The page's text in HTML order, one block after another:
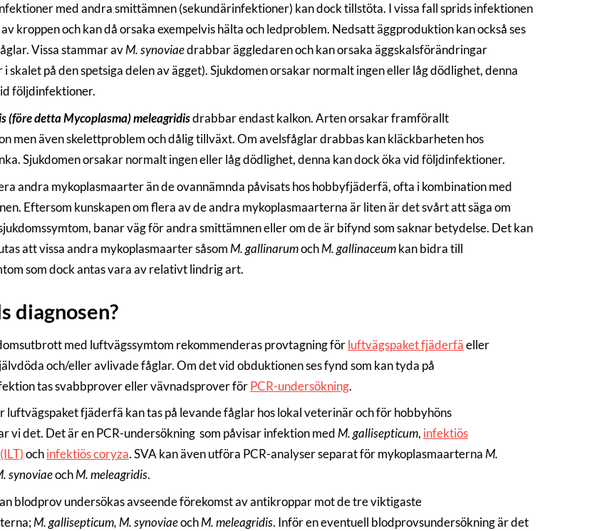
med andra smittämnen (sekundärinfektioner) kan dock tillstöta. I vissa fall sprids infektionen
kroppen och kan då orsaka exempelvis hälta och ledproblem. Nedsatt äggproduktion kan också ses
Vissa stammar avM. synoviaedrabbar äggledaren och kan orsaka äggskalsförändringar
i skalet på den spetsiga delen av ägget). Sjukdomen orsakar normalt ingen eller låg dödlighet, denna
följdinfektioner.
(före detta Mycoplasma) meleagridisdrabbar endast kalkon. Arten orsakar framförallt
men även skelettproblem och dålig tillväxt. Om avelsfåglar drabbas kan kläckbarheten hos
Sjukdomen orsakar normalt ingen eller låg dödlighet, denna kan dock öka vid följdinfektioner.
andra mykoplasmaarter än de ovannämnda påvisats hos hobbyfjäderfä, ofta i kombination med
Eftersom kunskapen om flera av de andra mykoplasmaarterna är liten är det svårt att säga om
banar väg för andra smittämnen eller om de är bifynd som saknar betydelse. Det kan
att vissa andra mykoplasmaarter såsom M. gallinarumochM. gallinaceumkan bidra till
som dock antas vara av relativt lindrig art.
diagnosen?
med luftvägssymtom rekommenderas provtagning förluftvägspaket fjäderfäeller
och/eller avlivade fåglar. Om det vid obduktionen ses fynd som kan tyda på
tas svabbprover eller vävnadsprover förPCR-undersökning.
luftvägspaket fjäderfä kan tas på levande fåglar hos lokal veterinär och för hobbyhöns
vi det. Det är en PCR-undersökning som påvisar infektion medM. gallisepticum, infektiös
ochinfektiös coryza. SVA kan även utföra PCR-analyser separat för mykoplasmaarternaM.
synoviaeochM. meleagridis.
blodprov undersökas avseende förekomst av antikroppar mot de tre viktigaste
M. gallisepticum, M. synoviaeochM. meleagridis. Inför en eventuell blodprovsundersökning är det